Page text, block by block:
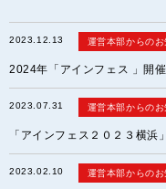
2023.12.13 運営本部からの
2024年「アインフェス 」開
2023.07.31 運営本部からの
「アインフェス２０２３横浜
2023.02.10 運営本部からの